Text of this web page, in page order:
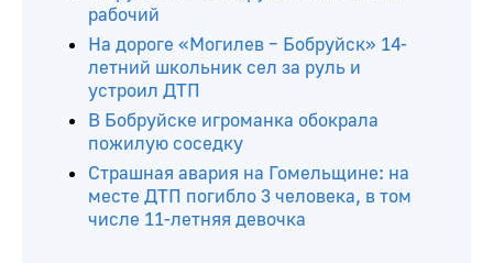
рабочий
На дороге «Могилев – Бобруйск» 14-
летний школьник сел за руль и
устроил ДТП
В Бобруйске игроманка обокрала
пожилую соседку
Страшная авария на Гомельщине: на
месте ДТП погибло 3 человека, в том
числе 11-летняя девочка